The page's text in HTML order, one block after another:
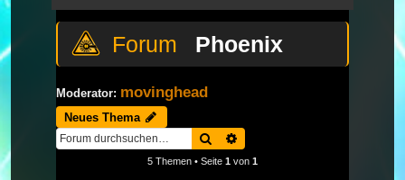
Phoenix
Moderator: movinghead
Neues Thema
Suche
5 Themen • Seite 1 von 1